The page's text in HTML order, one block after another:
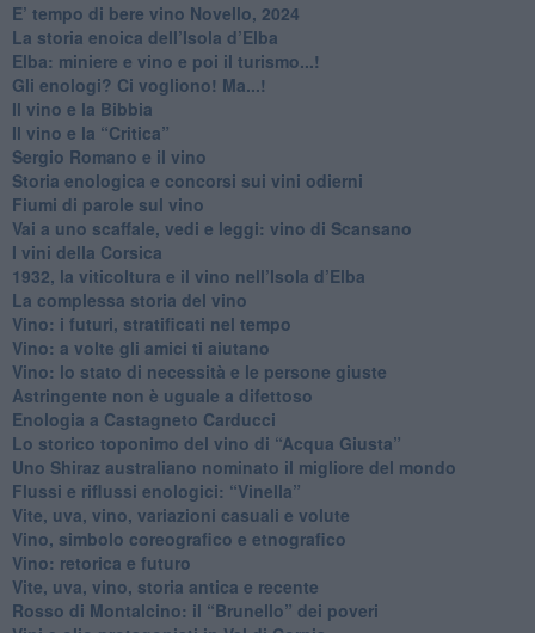
E’ tempo di bere vino Novello, 2024
La storia enoica dell’Isola d’Elba
Elba: miniere e vino e poi il turismo...!
​Gli enologi? Ci vogliono! Ma...!
​Il vino e la Bibbia
​Il vino e la “Critica”
Sergio Romano e il vino
​Storia enologica e concorsi sui vini odierni
Fiumi di parole sul vino
​Vai a uno scaffale, vedi e leggi: vino di Scansano
​I vini della Corsica
​1932, la viticoltura e il vino nell’Isola d’Elba
​La complessa storia del vino
​Vino: i futuri, stratificati nel tempo
Vino: a volte gli amici ti aiutano
Vino: lo stato di necessità e le persone giuste
​Astringente non è uguale a difettoso
Enologia a Castagneto Carducci
Lo storico toponimo del vino di “Acqua Giusta”
Uno Shiraz australiano nominato il migliore del mondo
​Flussi e riflussi enologici: “Vinella”
Vite, uva, vino, variazioni casuali e volute
Vino, simbolo coreografico e etnografico
​Vino: retorica e futuro
​Vite, uva, vino, storia antica e recente
​Rosso di Montalcino: il “Brunello” dei poveri